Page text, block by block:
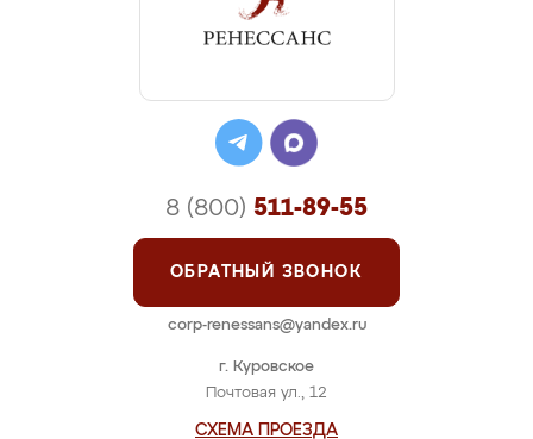
г. Куровское
Почтовая ул., 12
СХЕМА ПРОЕЗДА
8 (800) 511-89-55
ОБРАТНЫЙ ЗВОНОК
corp-renessans@yandex.ru